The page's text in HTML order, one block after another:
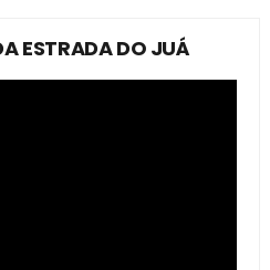
ESTRADA DO JUÁ